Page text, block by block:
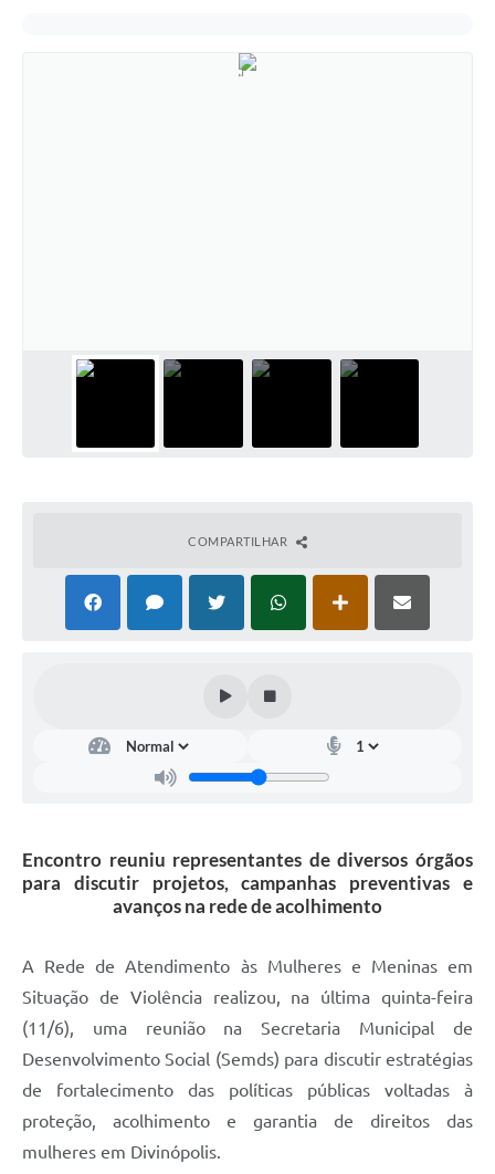
COMPARTILHAR
Encontro reuniu representantes de diversos órgãos
para discutir projetos, campanhas preventivas e
avanços na rede de acolhimento
A Rede de Atendimento às Mulheres e Meninas em
Situação de Violência realizou, na última quinta-feira
(11/6), uma reunião na Secretaria Municipal de
Desenvolvimento Social (Semds) para discutir estratégias
de fortalecimento das políticas públicas voltadas à
proteção, acolhimento e garantia de direitos das
mulheres em Divinópolis.